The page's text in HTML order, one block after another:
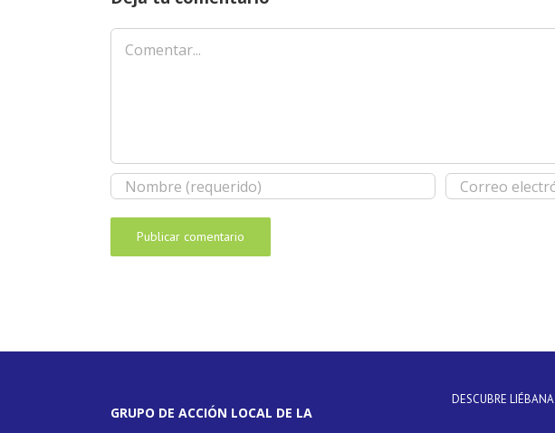
Comentar
GRUPO DE ACCIÓN LOCAL DE LA
DESCUBRE LIÉBANA